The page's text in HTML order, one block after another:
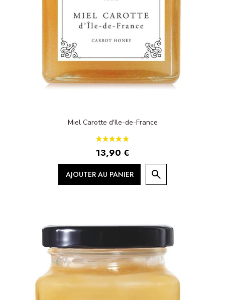
Miel Carotte d'Ile-de-France
13,90 €
AJOUTER AU PANIER